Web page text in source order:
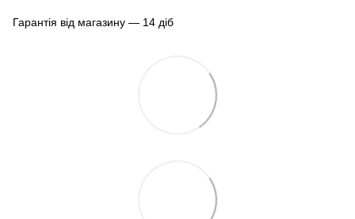
Гарантія від магазину — 14 діб